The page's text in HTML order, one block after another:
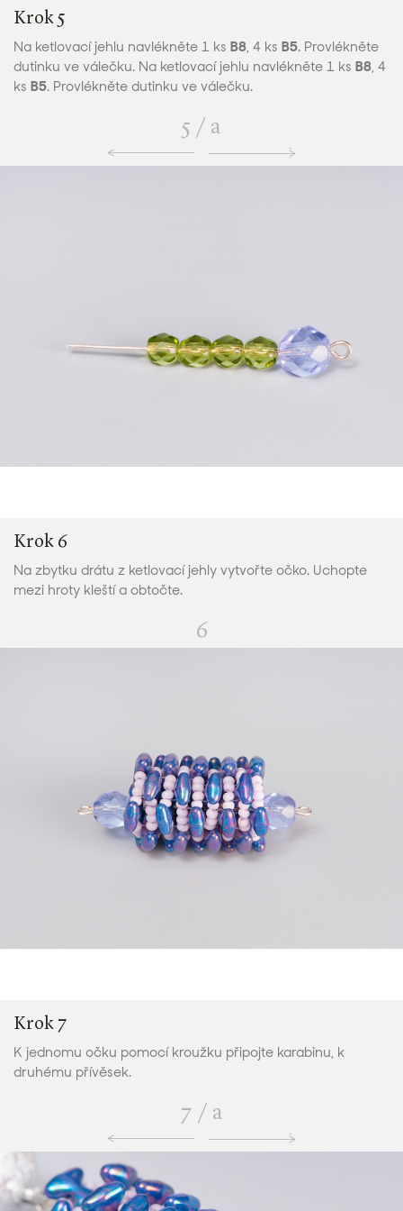
Krok 5
Na ketlovací jehlu navlékněte 1 ks B8, 4 ks B5. Provlékněte
dutinku ve válečku. Na ketlovací jehlu navlékněte 1 ks B8, 4
ks B5. Provlékněte dutinku ve válečku.
5 / a
Krok 6
Na zbytku drátu z ketlovací jehly vytvořte očko. Uchopte
mezi hroty kleští a obtočte.
6
Krok 7
K jednomu očku pomocí kroužku připojte karabinu, k
druhému přívěsek.
7 / a